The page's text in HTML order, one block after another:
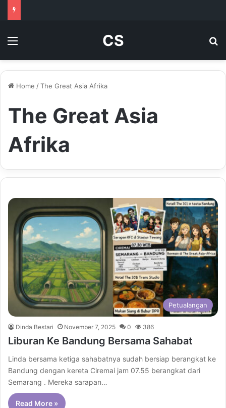
Menu CS
Home /The Great Asia Afrika
The Great Asia
Afrika
Petualangan
Dinda Bestari November 7, 2025 0 386
Liburan Ke Bandung Bersama Sahabat
Linda bersama ketiga sahabatnya sudah bersiap berangkat ke
Bandung dengan kereta Ciremai jam 07.55 berangkat dari
Semarang . Mereka sarapan…
Read More »